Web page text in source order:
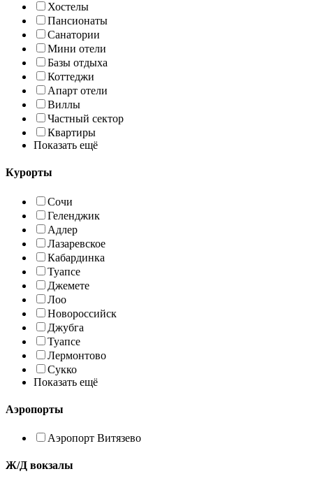
Хостелы
Пансионаты
Санатории
Мини отели
Базы отдыха
Коттеджи
Апарт отели
Виллы
Частный сектор
Квартиры
Показать ещё
Курорты
Сочи
Геленджик
Адлер
Лазаревское
Кабардинка
Туапсе
Джемете
Лоо
Новороссийск
Джубга
Туапсе
Лермонтово
Сукко
Показать ещё
Аэропорты
Аэропорт Витязево
Ж/Д вокзалы